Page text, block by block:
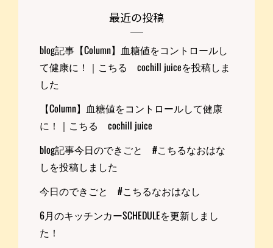
最近の投稿
blog記事【Column】血糖値をコントロールし
て健康に！｜こちる cochill juiceを投稿しま
した
【Column】血糖値をコントロールして健康
に！｜こちる cochill juice
blog記事今日のできごと #こちるなおはな
しを投稿しました
今日のできごと #こちるなおはなし
6月のキッチンカーSCHEDULEを更新しまし
た！